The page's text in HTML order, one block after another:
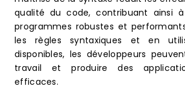
qualité du code, contribuant ainsi
programmes robustes et
les règles syntaxiques et en
disponibles, les développeurs
travail et produire des
efficaces.